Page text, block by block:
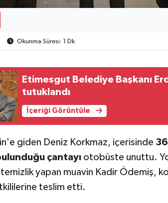
Okunma Süresi: 1 Dk
Etimesgut Belediye Başkanı
tutuklandı
İçeriği Görüntüle
giden Deniz Korkmaz, içerisinde
çantayıotobüste unuttu.
yapan muavin Kadir Ödemiş,
teslim etti.